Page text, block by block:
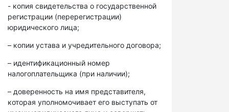
- копия свидетельства о государственной
регистрации (перерегистрации)
юридического лица;
– копии устава и учредительного договора;
– идентификационный номер
налогоплательщика (при наличии);
– доверенность на имя представителя,
которая уполномочивает его выступать от